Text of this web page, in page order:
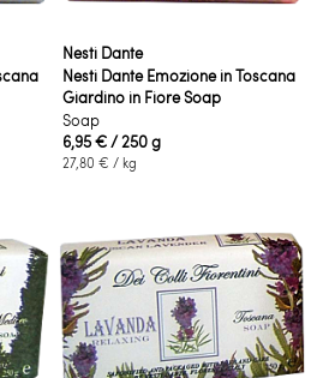
Nesti Dante
Nesti Dante Emozione in Toscana
Giardino in Fiore Soap
Soap
6,95 €/ 250 g
27,80 € / kg